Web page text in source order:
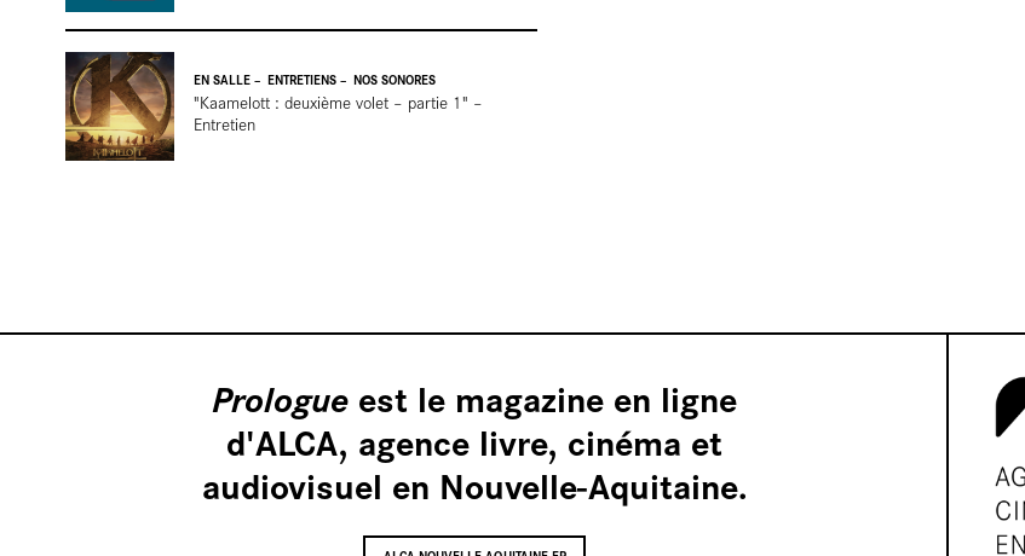
EN SALLE ENTRETIENS NOS SONORES
"Kaamelott : deuxième volet – partie 1" –
Entretien
Prologue est le magazine en ligne
d'ALCA, agence livre, cinéma et
audiovisuel en Nouvelle-Aquitaine.
tournages
Nos vidéos